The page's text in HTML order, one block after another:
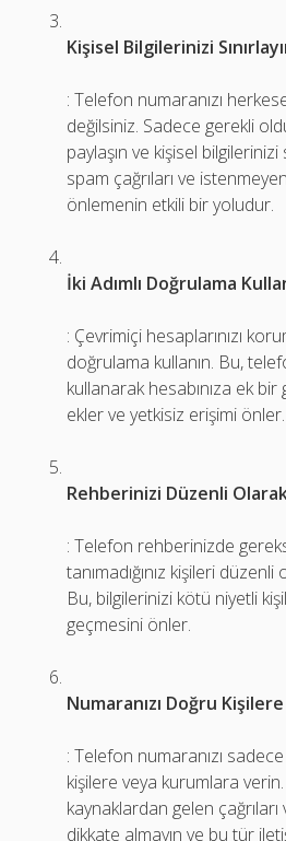
Kişisel Bilgilerinizi
: Telefon numaranızı
değilsiniz. Sadece gerekli
paylaşın ve kişisel bilgilerinizi
spam çağrıları ve
önlemenin etkili bir yoludur.
İki Adımlı Doğrulama
: Çevrimiçi hesaplarınızı
doğrulama kullanın. Bu,
kullanarak hesabınıza ek bir
ekler ve yetkisiz erişimi önler.
Rehberinizi Düzenli
: Telefon rehberinizde
tanımadığınız kişileri
Bu, bilgilerinizi kötü niyetli
geçmesini önler.
Numaranızı Doğru
: Telefon numaranızı
kişilere veya kurumlara
kaynaklardan gelen çağrıları
dikkate almayın ve bu tür